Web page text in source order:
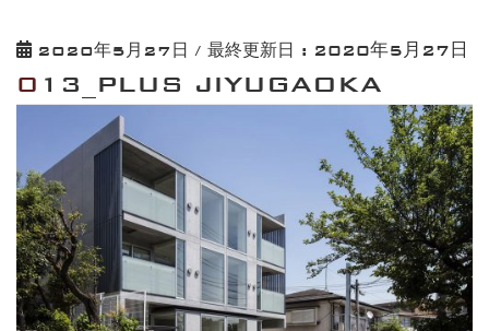
2020年5月27日 / 最終更新日 : 2020年5月27日
013_PLUS JIYUGAOKA